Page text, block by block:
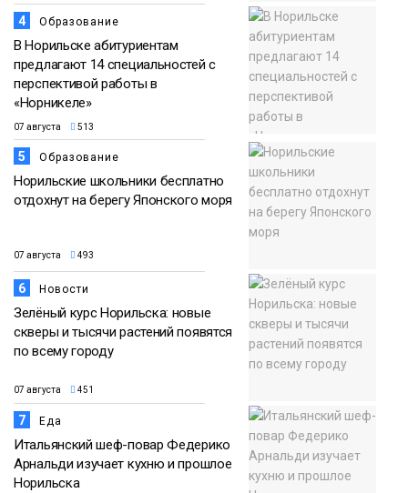
4 Образование
В Норильске абитуриентам
предлагают 14 специальностей с
перспективой работы в
«Норникеле»
07 августа 513
5 Образование
Норильские школьники бесплатно
отдохнут на берегу Японского моря
07 августа 493
6 Новости
Зелёный курс Норильска: новые
скверы и тысячи растений появятся
по всему городу
07 августа 451
7 Еда
Итальянский шеф-повар Федерико
Арнальди изучает кухню и прошлое
Норильска